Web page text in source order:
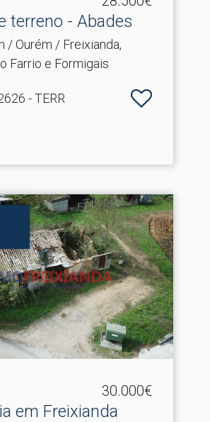
terreno - Abades
/ Ourém / Freixianda,
Farrio e Formigais
- TERR
30.000€
em Freixianda